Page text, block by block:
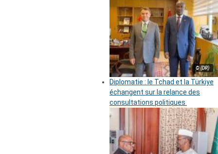
© (DR)
Diplomatie : le Tchad et la Türkiye
échangent sur la relance des
consultations politiques